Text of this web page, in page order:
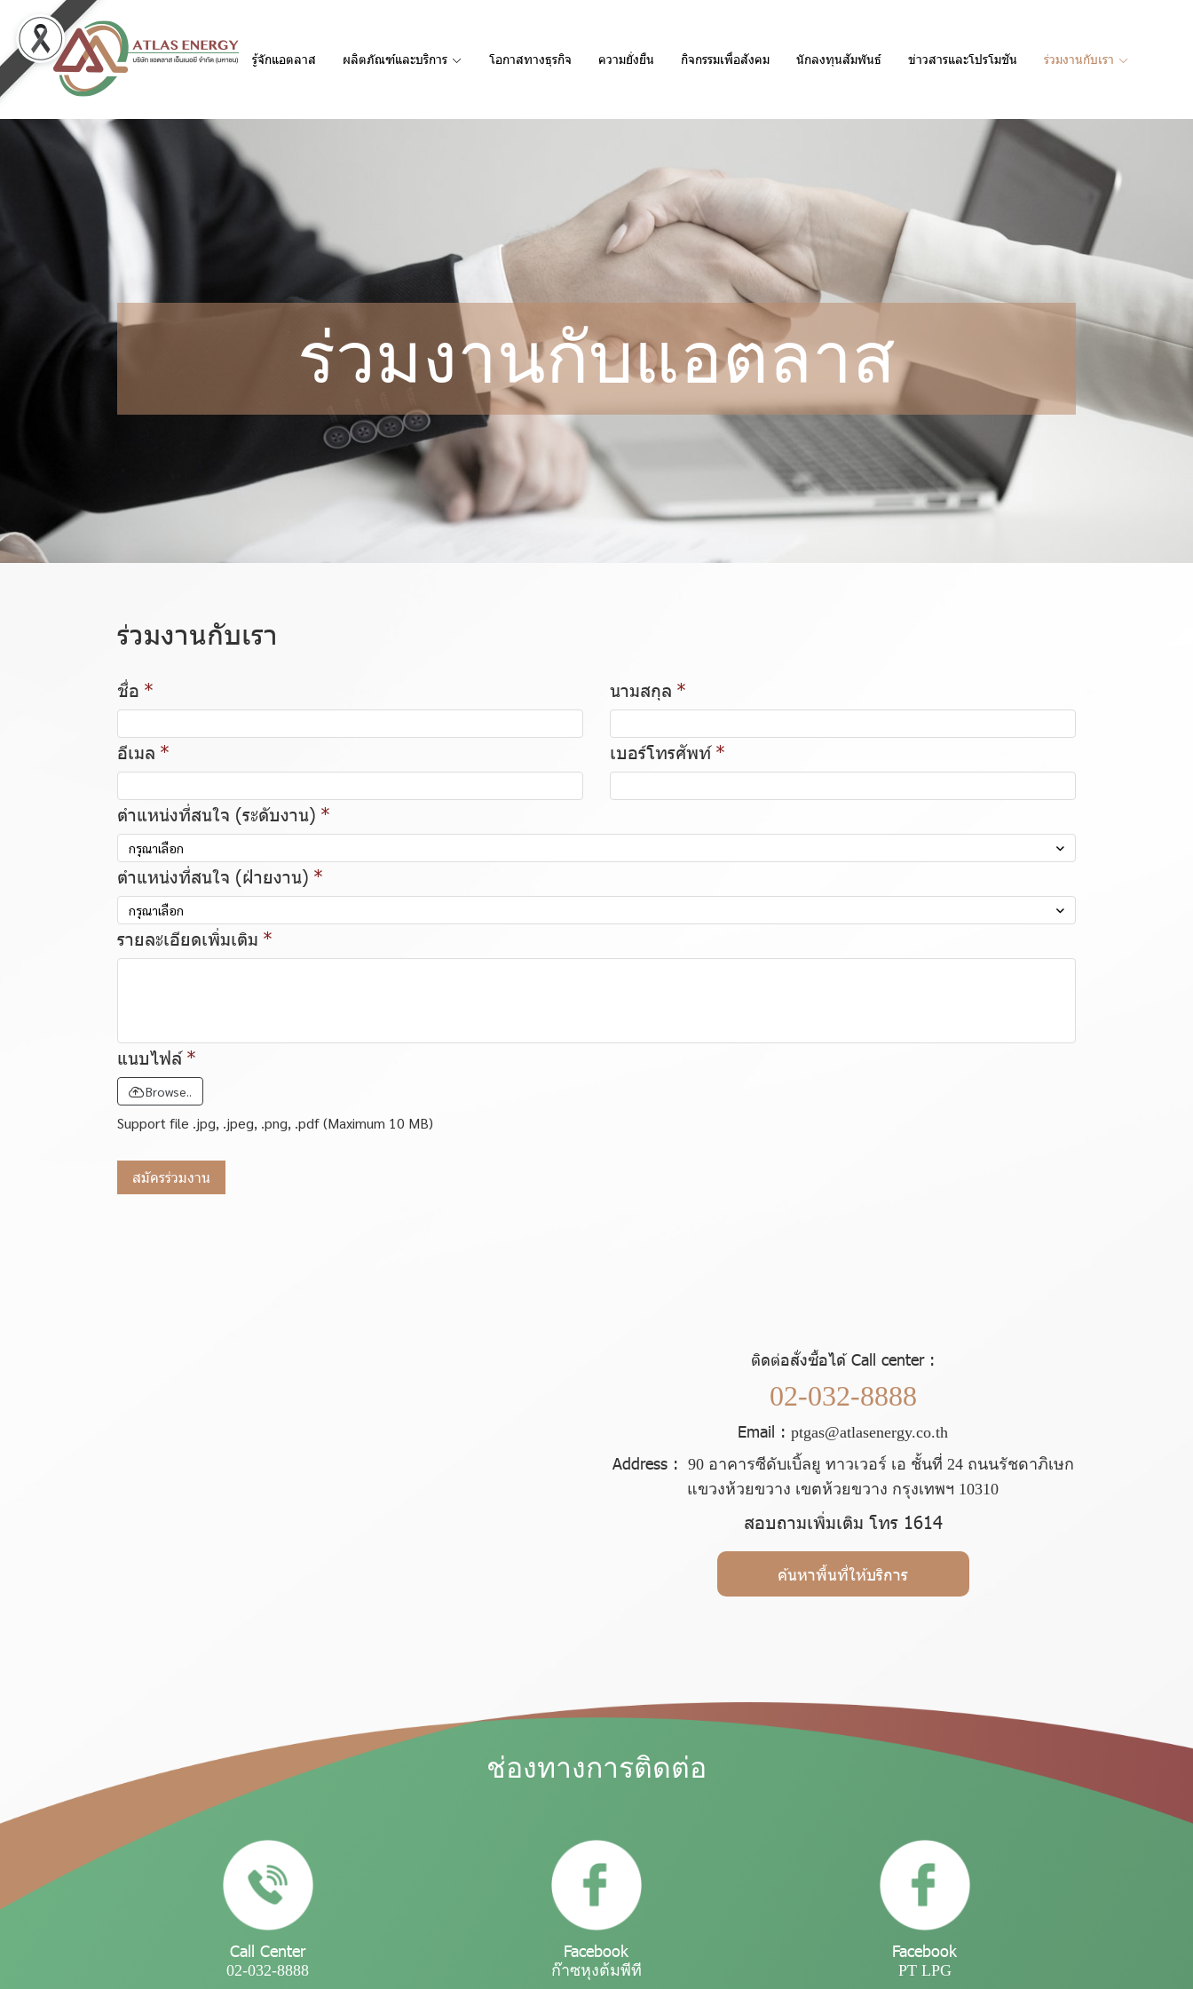
รู้จักแอตลาส ผลิตภัณฑ์และบริการ โอกาสทางธุรกิจ ความยั่งยืน กิจกรรมเพื่อสังคม นักลงทุนสัมพันธ์ ข่าวสารและโปรโมชัน ร่วมงานกับเรา
ร่วมงานกับแอตลาส
ร่วมงานกับเรา
ชื่อ นามสกุล
อีเมล เบอร์โทรศัพท์
ตำแหน่งที่สนใจ (ระดับงาน)
กรุณาเลือก
ตำแหน่งที่สนใจ (ฝ่ายงาน)
กรุณาเลือก
รายละเอียดเพิ่มเติม
แนบไฟล์
Browse..
Support file .jpg, .jpeg, .png, .pdf (Maximum 10 MB)
สมัครร่วมงาน
ติดต่อสั่งซื้อได้ Call center :
02-032-8888
Email : ptgas@atlasenergy.co.th
Address : 90 อาคารซีดับเบิ้ลยู ทาวเวอร์ เอ ชั้นที่ 24 ถนนรัชดาภิเษก
แขวงห้วยขวาง เขตห้วยขวาง กรุงเทพฯ 10310
สอบถามเพิ่มเติม โทร 1614
ค้นหาพื้นที่ให้บริการ
ช่องทางการติดต่อ
Call Center
02-032-8888
Facebook
ก๊าซหุงต้มพีที
Facebook
PT LPG